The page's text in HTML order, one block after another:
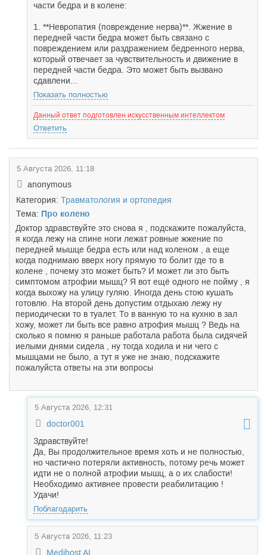
части бедра и в колене:
1. **Невропатия (повреждение нерва)**. Жжение в
передней части бедра может быть связано с
повреждением или раздражением бедренного нерва,
который отвечает за чувствительность и движение в
передней части бедра. Это может быть вызвано
сдавлени...
Показать полностью
Данный ответ подготовлен искусственным интеллектом
Ответить
5 Августа 2026, 11:18
anonymous
Категория: Травматология и ортопедия
Тема: Про колено
Доктор здравствуйте это снова я , подскажите пожалуйста,
я когда лежу на спине ноги лежат ровные жжение по
передней мышце бедра есть или над коленом , а еще
когда поднимаю вверх ногу прямую то болит где то в
колене , почему это может быть? И может ли это быть
симптомом атрофии мышц? Я вот ещё одного не пойму , я
когда выхожу на улицу гуляю. Иногда день стою кушать
готовлю. На второй день допустим отдыхаю лежу ну
периодически то в туалет. То в ванную то на кухню в зал
хожу, может ли быть все равно атрофия мышц ? Ведь на
сколько я помню я раньше работала работа была сидячей
иелыми днями сидела , ну тогда ходила и ни чего с
мышцами не было, а тут я уже не знаю, подскажите
пожалуйста ответы на эти вопросы
5 Августа 2026, 12:31
doctor001
Здравствуйте!
Да, Вы продолжительное время хоть и не полностью,
но частично потеряли активность, потому речь может
идти не о полной атрофии мышц, а о их слабости!
Необходимо активнее провести реабилитацию !
Удачи!
Поблагодарить
5 Августа 2026, 11:23
Medihost AI